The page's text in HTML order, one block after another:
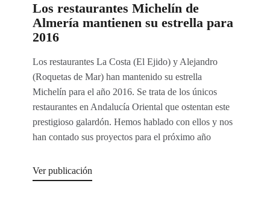
Los restaurantes Michelín de
Almería mantienen su estrella para
2016
Los restaurantes La Costa (El Ejido) y Alejandro
(Roquetas de Mar) han mantenido su estrella
Michelín para el año 2016. Se trata de los únicos
restaurantes en Andalucía Oriental que ostentan este
prestigioso galardón. Hemos hablado con ellos y nos
han contado sus proyectos para el próximo año
Ver publicación